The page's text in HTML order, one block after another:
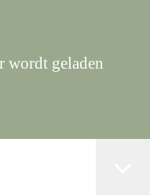
wordt geladen